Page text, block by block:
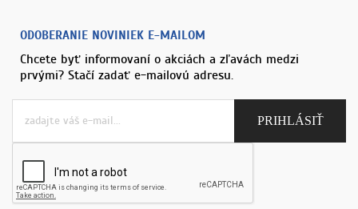
ODOBERANIE NOVINIEK E-MAILOM
Chcete byť informovaní o akciách a zľavách medzi
prvými? Stačí zadať e-mailovú adresu.